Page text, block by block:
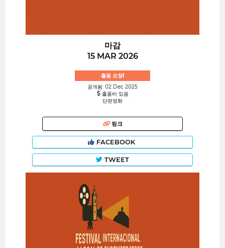
마감
15 MAR 2026
출품 요청!
공개됨: 02 Dec 2025
출품비 있음
단편영화
링크
FACEBOOK
TWEET